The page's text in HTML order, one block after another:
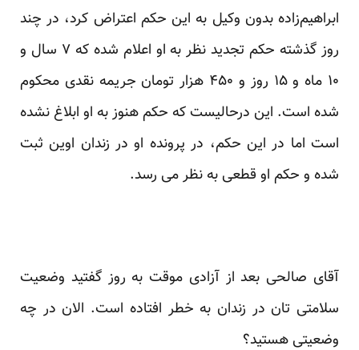
ابراهیم‌زاده بدون وکیل به این حکم اعتراض کرد، در چند
روز گذشته حکم تجدید نظر به او اعلام شده که ۷ سال و
۱۰ ماه و ۱۵ روز و ۴۵۰ هزار تومان جریمه نقدی محکوم
شده است. این درحالیست که حکم هنوز به او ابلاغ نشده
است اما در این حکم، در پرونده او در زندان اوین ثبت
شده و حکم او قطعی به نظر می رسد.
آقای صالحی بعد از آزادی موقت به روزگفتید وضعیت
سلامتی تان در زندان به خطر افتاده است. الان در چه
وضعیتی هستید؟